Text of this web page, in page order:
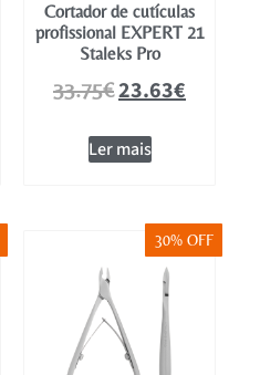
Cortador de cutículas
profissional EXPERT 21
Staleks Pro
33.75€23.63€
Ler mais
30% OFF